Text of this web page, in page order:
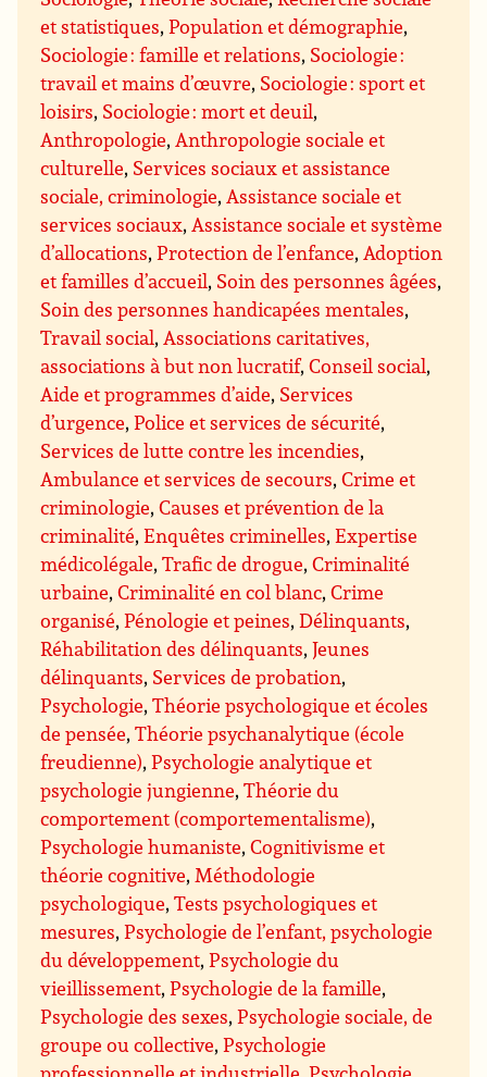
et statistiques,Population et démographie,
Sociologie : famille et relations, Sociologie :
travail et mains d’œuvre, Sociologie : sport et
loisirs, Sociologie : mort et deuil,
Anthropologie,Anthropologie sociale et
culturelle, Services sociaux et assistance
sociale, criminologie,Assistance sociale et
services sociaux,Assistance sociale et système
d’allocations,Protection de l’enfance,Adoption
et familles d’accueil, Soin des personnes âgées,
Soin des personnes handicapées mentales,
Travail social,Associations caritatives,
associations à but non lucratif,Conseil social,
Aide et programmes d’aide, Services
d’urgence,Police et services de sécurité,
Services de lutte contre les incendies,
Ambulance et services de secours,Crime et
criminologie,Causes et prévention de la
criminalité,Enquêtes criminelles,Expertise
médicolégale,Trafic de drogue,Criminalité
urbaine,Criminalité en col blanc,Crime
organisé,Pénologie et peines,Délinquants,
Réhabilitation des délinquants,Jeunes
délinquants, Services de probation,
Psychologie,Théorie psychologique et écoles
de pensée,Théorie psychanalytique (école
freudienne),Psychologie analytique et
psychologie jungienne,Théorie du
comportement (comportementalisme),
Psychologie humaniste,Cognitivisme et
théorie cognitive,Méthodologie
psychologique,Tests psychologiques et
mesures,Psychologie de l’enfant, psychologie
du développement,Psychologie du
vieillissement,Psychologie de la famille,
Psychologie des sexes,Psychologie sociale, de
groupe ou collective,Psychologie